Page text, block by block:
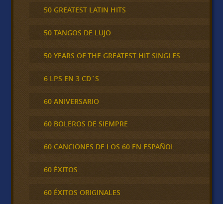
50 GREATEST LATIN HITS
50 TANGOS DE LUJO
50 YEARS OF THE GREATEST HIT SINGLES
6 LPS EN 3 CD´S
60 ANIVERSARIO
60 BOLEROS DE SIEMPRE
60 CANCIONES DE LOS 60 EN ESPAÑOL
60 ÉXITOS
60 ÉXITOS ORIGINALES